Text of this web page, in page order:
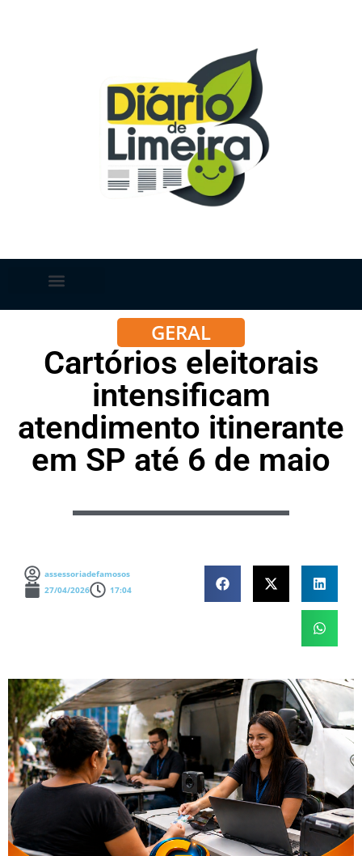
GERAL
Cartórios eleitorais
intensificam
atendimento itinerante
em SP até 6 de maio
assessoriadefamosos
27/04/2026
17:04